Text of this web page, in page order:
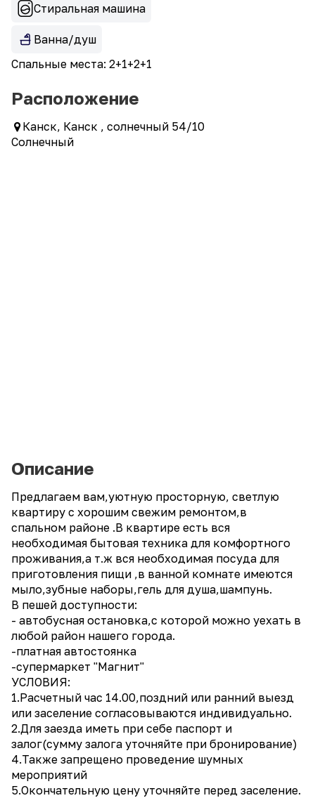
Стиральная машина
Ванна/душ
Спальные места: 2+1+2+1
Расположение
Канск, Канск , солнечный 54/10
Солнечный
Описание
Предлагаем вам,уютную просторную, светлую
квартиру с хорошим свежим ремонтом,в
спальном районе .В квартире есть вся
необходимая бытовая техника для комфортного
проживания,а т.ж вся необходимая посуда для
приготовления пищи ,в ванной комнате имеются
мыло,зубные наборы,гель для душа,шампунь.
В пешей доступности:
- автобусная остановка,с которой можно уехать в
любой район нашего города.
-платная автостоянка
-супермаркет "Магнит"
УСЛОВИЯ:
1.Расчетный час 14.00,поздний или ранний выезд
или заселение согласовываются индивидуально.
2.Для заезда иметь при себе паспорт и
залог(сумму залога уточняйте при бронирование)
4.Также запрещено проведение шумных
мероприятий
5.Окончательную цену уточняйте перед заселение.